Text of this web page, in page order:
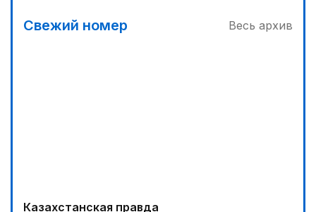
Свежий номер Весь архив
Казахстанская правда